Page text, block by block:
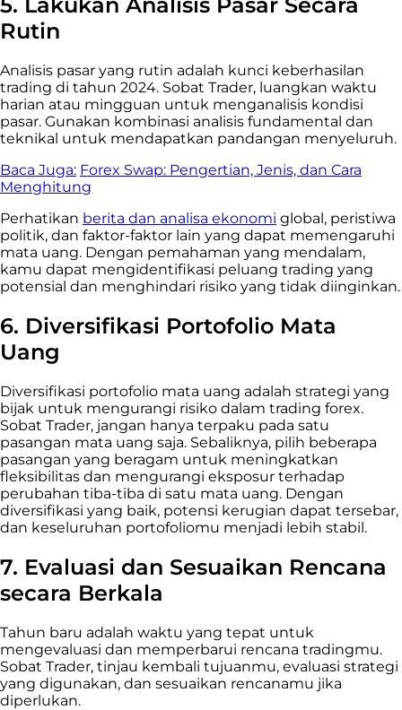
Rutin
Analisis pasar yang rutin adalah kunci keberhasilan
trading di tahun 2024. Sobat Trader, luangkan waktu
harian atau mingguan untuk menganalisis kondisi
pasar. Gunakan kombinasi analisis fundamental dan
teknikal untuk mendapatkan pandangan menyeluruh.
Baca Juga: Forex Swap: Pengertian, Jenis, dan Cara
Menghitung
Perhatikan berita dan analisa ekonomi global, peristiwa
politik, dan faktor-faktor lain yang dapat memengaruhi
mata uang. Dengan pemahaman yang mendalam,
kamu dapat mengidentifikasi peluang trading yang
potensial dan menghindari risiko yang tidak diinginkan.
6. Diversifikasi Portofolio Mata
Uang
Diversifikasi portofolio mata uang adalah strategi yang
bijak untuk mengurangi risiko dalam trading forex.
Sobat Trader, jangan hanya terpaku pada satu
pasangan mata uang saja. Sebaliknya, pilih beberapa
pasangan yang beragam untuk meningkatkan
fleksibilitas dan mengurangi eksposur terhadap
perubahan tiba-tiba di satu mata uang. Dengan
diversifikasi yang baik, potensi kerugian dapat tersebar,
dan keseluruhan portofoliomu menjadi lebih stabil.
7. Evaluasi dan Sesuaikan Rencana
secara Berkala
Tahun baru adalah waktu yang tepat untuk
mengevaluasi dan memperbarui rencana tradingmu.
Sobat Trader, tinjau kembali tujuanmu, evaluasi strategi
yang digunakan, dan sesuaikan rencanamu jika
diperlukan.